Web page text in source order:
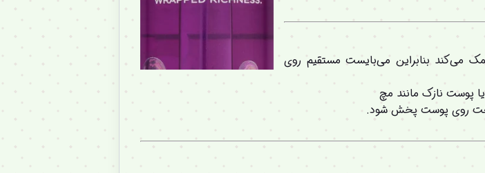
می‌کند بنابراین می‌بایست مستقیم روی
پوست نازک مانند مچ
روی پوست پخش شود.